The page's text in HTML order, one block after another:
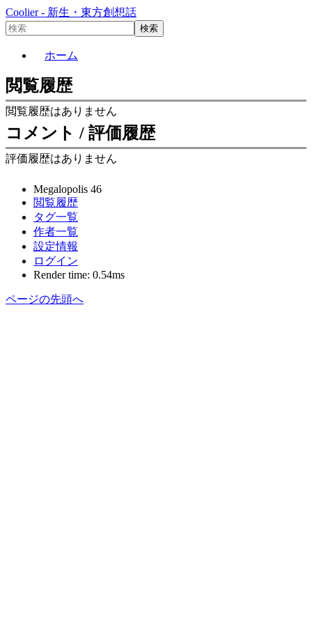
Coolier - 新生・東方創想話
ホーム
閲覧履歴
閲覧履歴はありません
コメント / 評価履歴
評価履歴はありません
Megalopolis 46
閲覧履歴
タグ一覧
作者一覧
設定情報
ログイン
Render time: 0.54ms
ページの先頭へ